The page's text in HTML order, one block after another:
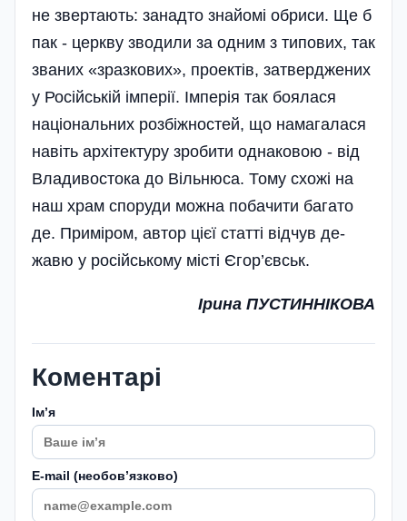
не звертають: занадто знайомі обриси. Ще б
пак - церкву зводили за одним з типових, так
званих «зразкових», проектів, затверджених
у Ро­сій­сь­кій ім­перії. Імперія так боялася
національних розбіжностей, що намагалася
навіть архітектуру зробити однаковою - від
Владивостока до Вільнюса. Тому схожі на
наш храм споруди можна побачити багато
де. Приміром, автор цієї статті відчув де­
жавю у російському місті Єгор’євськ.
Ірина ПУСТИННІКОВА
Коментарі
Імʼя
E-mail (необовʼязково)